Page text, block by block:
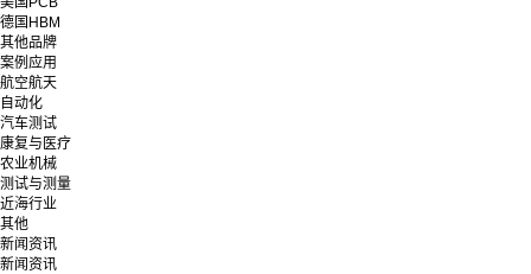
德国HBM
其他品牌
案例应用
航空航天
自动化
汽车测试
康复与医疗
农业机械
测试与测量
近海行业
其他
新闻资讯
新闻资讯